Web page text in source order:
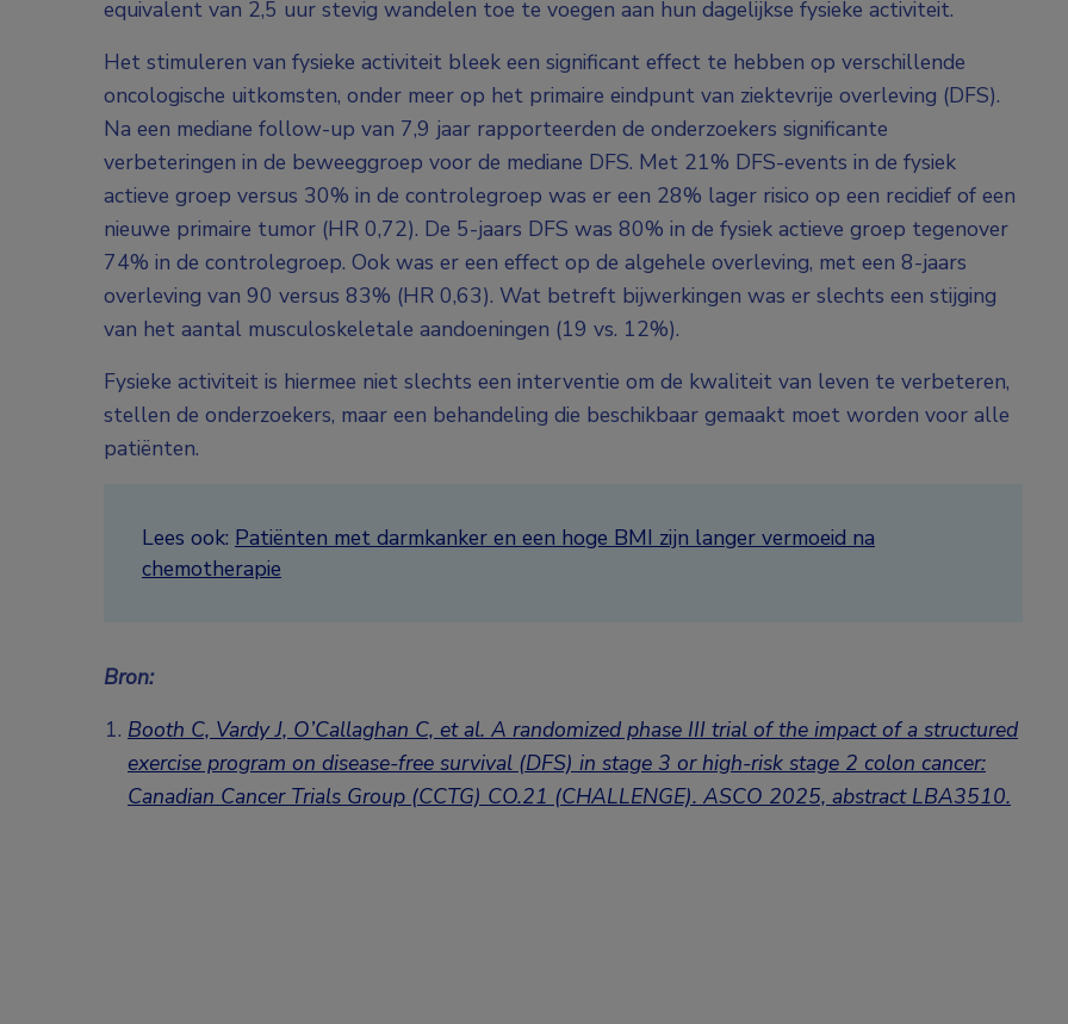
equivalent van 2,5 uur stevig wandelen toe te voegen aan hun dagelijkse fysieke activiteit.
Het stimuleren van fysieke activiteit bleek een significant effect te hebben op verschillende
oncologische uitkomsten, onder meer op het primaire eindpunt van ziektevrije overleving (DFS).
Na een mediane follow-up van 7,9 jaar rapporteerden de onderzoekers significante
verbeteringen in de beweeggroep voor de mediane DFS. Met 21% DFS-events in de fysiek
actieve groep versus 30% in de controlegroep was er een 28% lager risico op een recidief of een
nieuwe primaire tumor (HR 0,72). De 5-jaars DFS was 80% in de fysiek actieve groep tegenover
74% in de controlegroep. Ook was er een effect op de algehele overleving, met een 8-jaars
overleving van 90 versus 83% (HR 0,63). Wat betreft bijwerkingen was er slechts een stijging
van het aantal musculoskeletale aandoeningen (19 vs. 12%).
Fysieke activiteit is hiermee niet slechts een interventie om de kwaliteit van leven te verbeteren,
stellen de onderzoekers, maar een behandeling die beschikbaar gemaakt moet worden voor alle
patiënten.
Lees ook: Patiënten met darmkanker en een hoge BMI zijn langer vermoeid na
chemotherapie
Bron:
Booth C, Vardy J, O’Callaghan C, et al. A randomized phase III trial of the impact of a structured
exercise program on disease-free survival (DFS) in stage 3 or high-risk stage 2 colon cancer:
Canadian Cancer Trials Group (CCTG) CO.21 (CHALLENGE). ASCO 2025, abstract LBA3510.